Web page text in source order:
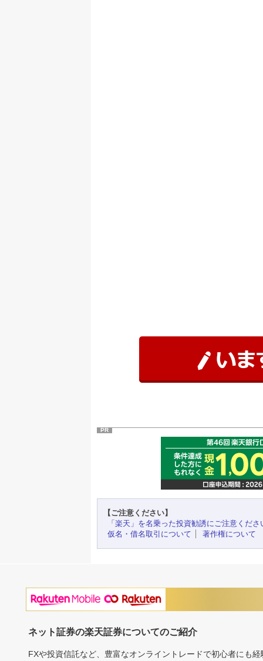
PR
【ご注意ください】
「楽天」を名乗った投資勧誘にご注意くださ
仮名・借名取引について
著作権について
ネット証券の楽天証券についてのご紹介
FXや投資信託など、豊富なオンライントレードで初心者にも